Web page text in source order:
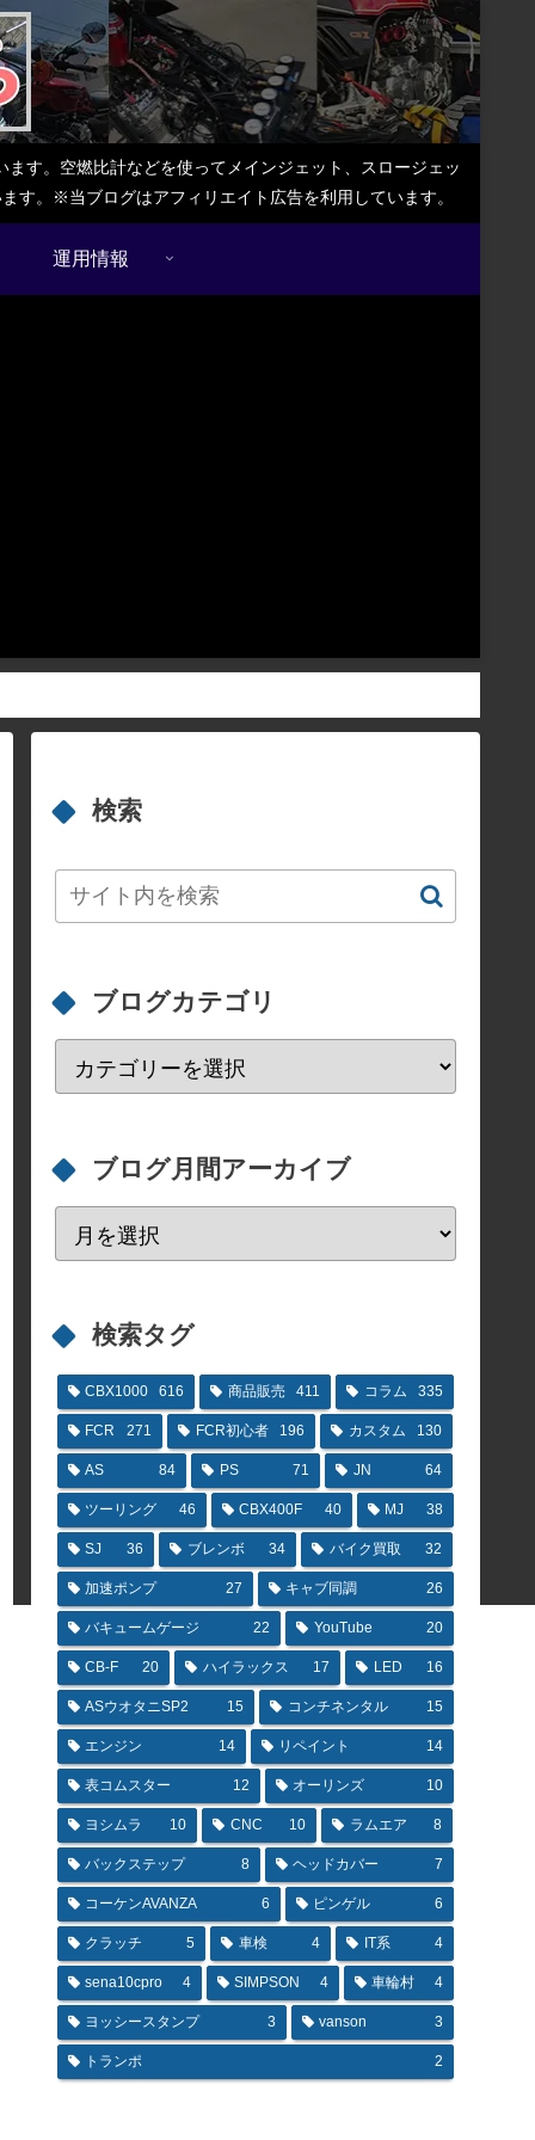
す。空燃比計などを使ってメインジェット、スロージェッ
す。※当ブログはアフィリエイト広告を利用しています。
運用情報
検索
ブログカテゴリ
ブログ月間アーカイブ
検索タグ
CBX1000 616 商品販売 411 コラム 335
FCR 271 FCR初心者 196 カスタム 130
AS 84 PS 71 JN 64
ツーリング 46 CBX400F 40 MJ 38
SJ 36 ブレンボ 34 バイク買取 32
加速ポンプ 27 キャブ同調 26
バキュームゲージ 22 YouTube 20
CB-F 20 ハイラックス 17 LED 16
ASウオタニSP2 15 コンチネンタル 15
エンジン 14 リペイント 14
表コムスター 12 オーリンズ 10
ヨシムラ 10 CNC 10 ラムエア 8
バックステップ 8 ヘッドカバー 7
コーケンAVANZA 6 ピンゲル 6
クラッチ 5 車検 4 IT系 4
sena10cpro 4 SIMPSON 4 車輪村 4
ヨッシースタンプ 3 vanson 3
トランポ 2